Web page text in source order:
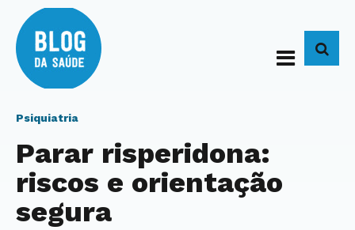
Psiquiatria
Parar risperidona:
riscos e orientação
segura